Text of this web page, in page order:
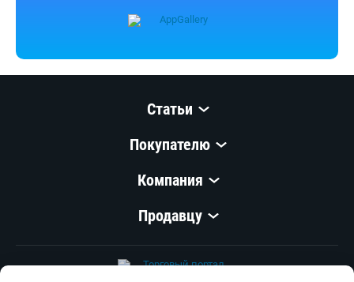
Статьи
Покупателю
Компания
Продавцу